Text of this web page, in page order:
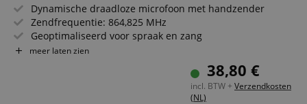
Dynamische draadloze microfoon met handzender
Zendfrequentie: 864,825 MHz
Geoptimaliseerd voor spraak en zang
Ligt prettig in de hand
Perfecte aanvulling op ons McGrey draadloze systeem
meer laten zien
38,80 €
incl. BTW + Verzendkosten
(NL)